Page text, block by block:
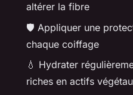
altérer la fibre
🛡️ Appliquer une
chaque coiffage
💧 Hydrater
riches en actifs